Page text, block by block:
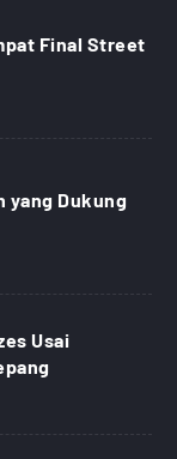
Final Street
yang Dukung
Usai